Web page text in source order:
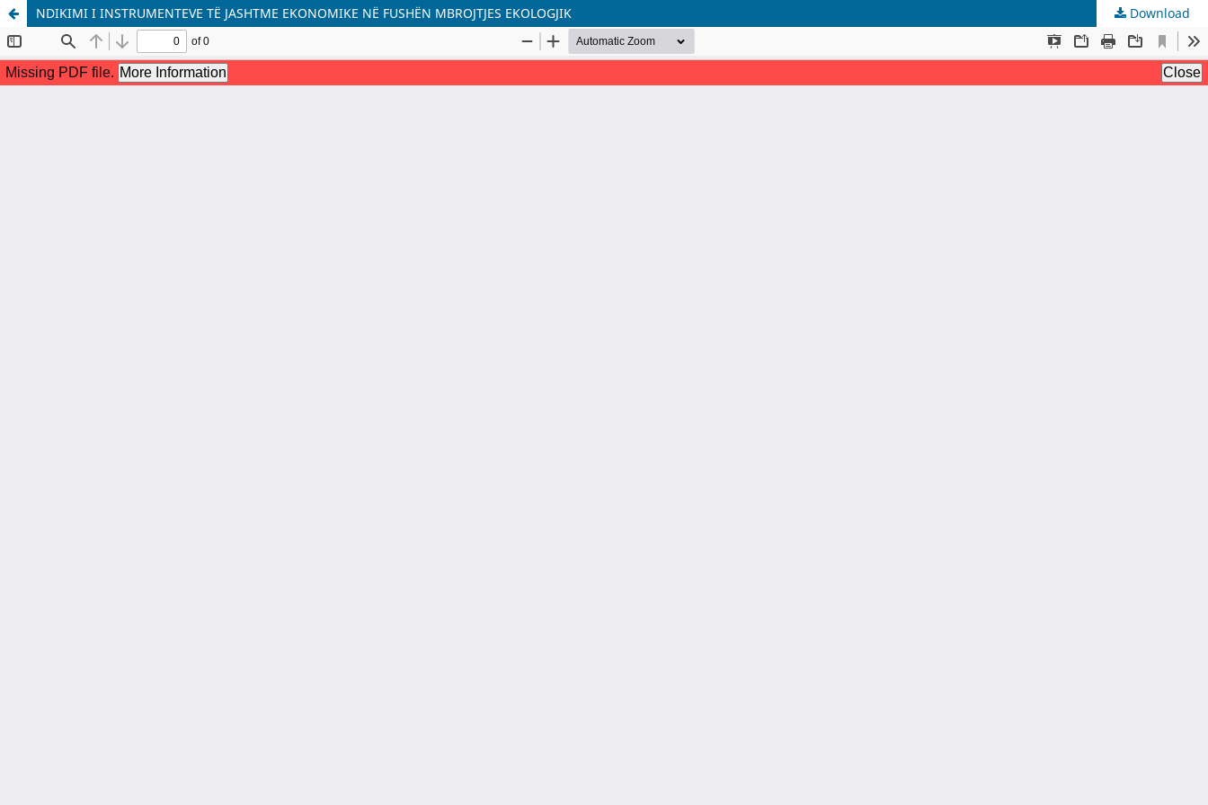
NDIKIMI I INSTRUMENTEVE TË JASHTME EKONOMIKE NË FUSHËN MBROJTJES EKOLOGJIK Download